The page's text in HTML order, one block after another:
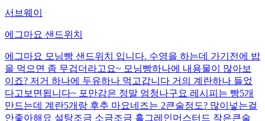
서브웨이
에그마요 샌드위치
에그마요 모닝빵 샌드위치 입니다. 수영을 하는데 가기전에 밥
을 먹으면 좀 무겁더라고요~ 모닝빵하나에 내용물이 많아보
이죠? 저거 하나에 두유하나 먹고갑니다 거의 계란하나 들었
다고보면됩니다~ 포만감은 정말 엄청나구요 레시피는 빵5개
만드는데 계란5개랑 후추 마요네즈는 2큰술정도? 많이넣는걸
안좋아해요 설탕조금 소금조금 홀그레인머스터드 작은큰술